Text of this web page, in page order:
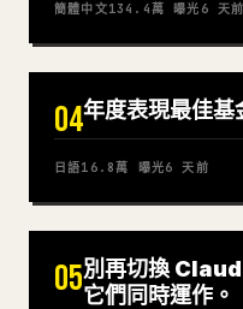
簡體中文134.4萬 曝光 6 天前
04年度表現最佳基
日語16.8萬 曝光6 天前
05別再切換
它們同時運作。